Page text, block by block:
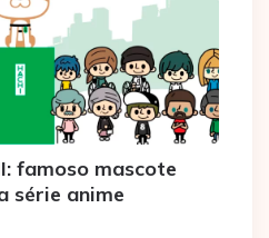
famoso mascote
série anime